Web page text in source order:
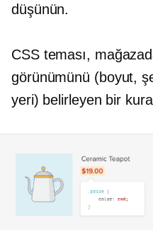
düşünün.
CSS teması,
görünümünü (boyut,
yeri) belirleyen bir